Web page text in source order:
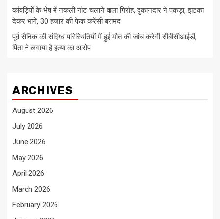
कांवड़ियों के भेष में नकली नोट चलाने वाला गिरोह, दुकानदार ने पकड़ा, झटका
देकर भागे, 30 हजार की फेक करेंसी बरामद
पूर्व सैनिक की संदिग्ध परिस्थितियों में हुई मौत की जांच करेगी सीबीसीआईडी,
पिता ने लगाया है हत्या का आरोप
ARCHIVES
August 2026
July 2026
June 2026
May 2026
April 2026
March 2026
February 2026